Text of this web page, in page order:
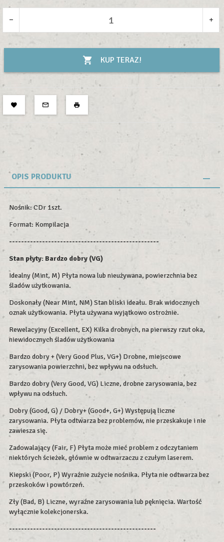
KUP TERAZ!
OPIS PRODUKTU
Nośnik: CDr 1szt.
Format: Kompilacja
--------------------------------------------------
Stan płyty: Bardzo dobry (VG)
Idealny (Mint, M) Płyta nowa lub nieużywana, powierzchnia bez
śladów użytkowania.
Doskonały (Near Mint, NM) Stan bliski ideału. Brak widocznych
oznak użytkowania. Płyta używana wyjątkowo ostrożnie.
Rewelacyjny (Excellent, EX) Kilka drobnych, na pierwszy rzut oka,
niewidocznych śladów użytkowania
Bardzo dobry + (Very Good Plus, VG+) Drobne, miejscowe
zarysowania powierzchni, bez wpływu na odsłuch.
Bardzo dobry (Very Good, VG) Liczne, drobne zarysowania, bez
wpływu na odsłuch.
Dobry (Good, G) / Dobry+ (Good+, G+) Występują liczne
zarysowania. Płyta odtwarza bez problemów, nie przeskakuje i nie
zawiesza się.
Zadowalający (Fair, F) Płyta może mieć problem z odczytaniem
niektórych ścieżek, głównie w odtwarzaczu z czułym laserem.
Kiepski (Poor, P) Wyraźnie zużycie nośnika. Płyta nie odtwarza bez
przeskoków i powtórzeń.
Zły (Bad, B) Liczne, wyraźne zarysowania lub pęknięcia. Wartość
wyłącznie kolekcjonerska.
-------------------------------------------------